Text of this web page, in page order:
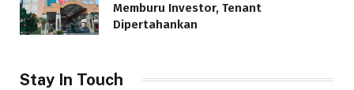
Memburu Investor, Tenant
Dipertahankan
Stay In Touch